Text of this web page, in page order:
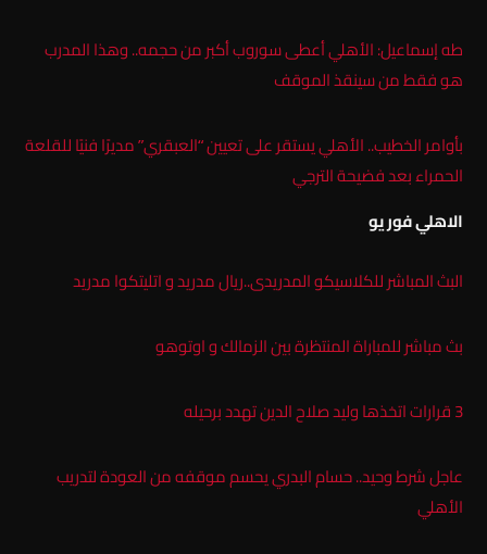
طه إسماعيل: الأهلي أعطى سوروب أكبر من حجمه.. وهذا المدرب
هو فقط من سينقذ الموقف
بأوامر الخطيب.. الأهلي يستقر على تعيين “العبقري” مديرًا فنيًا للقلعة
الحمراء بعد فضيحة الترجي
الاهلي فور يو
البث المباشر للكلاسيكو المدريدى..ريال مدريد و اتليتكوا مدريد
بث مباشر للمباراة المنتظرة بين الزمالك و اوتوهو
3 قرارات اتخذها وليد صلاح الدين تهدد برحيله
عاجل شرط وحيد.. حسام البدري يحسم موقفه من العودة لتدريب
الأهلي